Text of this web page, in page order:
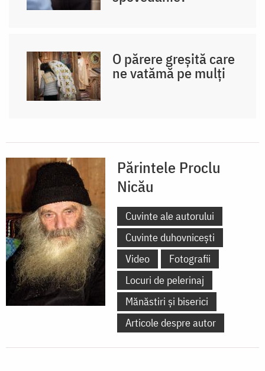
O părere greșită care
ne vatămă pe mulți
Părintele Proclu
Nicău
Cuvinte ale autorului
Cuvinte duhovnicești
Video
Fotografii
Locuri de pelerinaj
Mănăstiri și biserici
Articole despre autor